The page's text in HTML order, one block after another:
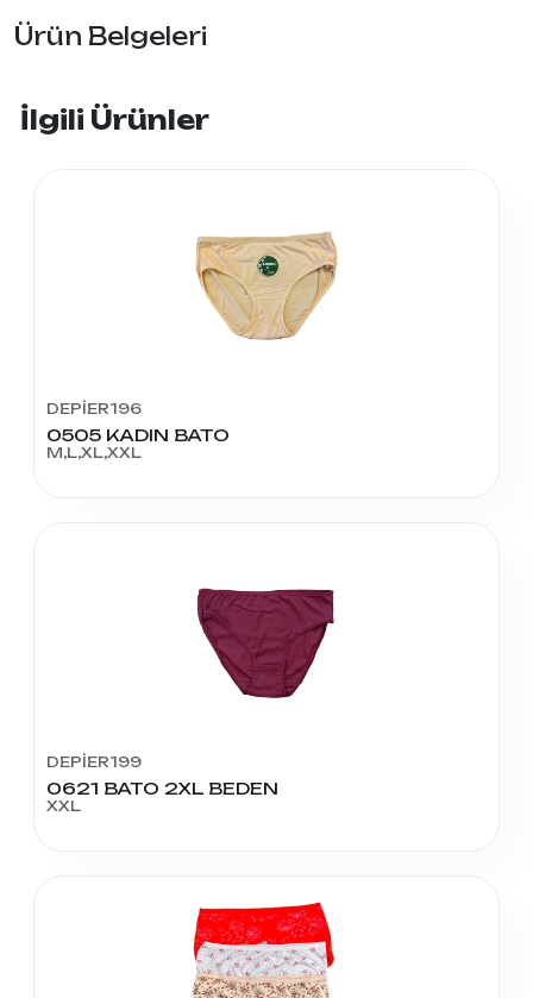
Ürün Belgeleri
İlgili Ürünler
DEPİER196
0505 KADIN BATO
M,L,XL,XXL
DEPİER199
0621 BATO 2XL BEDEN
XXL